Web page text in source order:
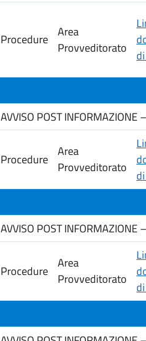
Procedure Area
Provveditorato
AVVISO POST INFORMAZIONE
Procedure
Area
Provveditorato
AVVISO POST INFORMAZIONE
Procedure
Area
Provveditorato